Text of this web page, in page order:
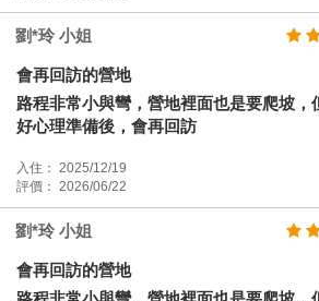
劉*玲 小姐
會再回訪的營地
路程非常小與彎，營地裡面也是要爬坡，
好心理準備後，會再回訪
入住： 2025/12/19
評價： 2026/06/22
劉*玲 小姐
會再回訪的營地